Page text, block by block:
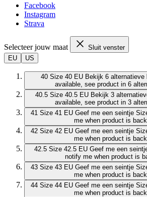
Facebook
Instagram
Strava
Selecteer jouw maat
Sluit venster
EU
US
40 Size 40 EU Bekijk 6 alternatieve
available, see product in 6
40.5 Size 40.5 EU Bekijk 3
available, see product in 3
41 Size 41 EU Geef me een seintje
me when product is
42 Size 42 EU Geef me een seintje
me when product is
42.5 Size 42.5 EU Geef me een
notify me when product is
43 Size 43 EU Geef me een seintje
me when product is
44 Size 44 EU Geef me een seintje
me when product is